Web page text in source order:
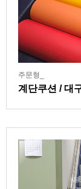
주문형_
계단쿠션 / 대